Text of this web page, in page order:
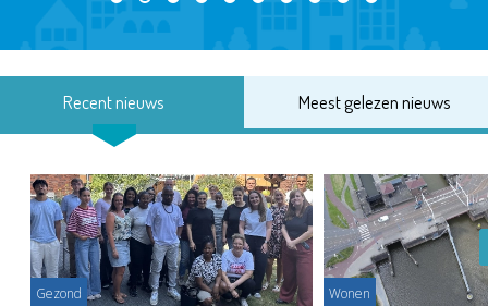
Recent nieuws Meest gelezen nieuws
Gezond Wonen